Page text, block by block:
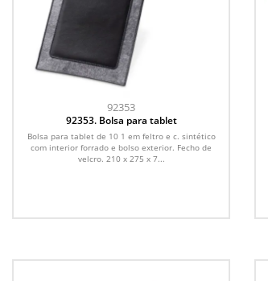
92353
92353. Bolsa para tablet
Bolsa para tablet de 10 1 em feltro e c. sintético
com interior forrado e bolso exterior. Fecho de
velcro. 210 x 275 x 7...